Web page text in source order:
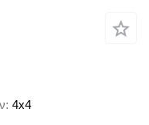
4x4